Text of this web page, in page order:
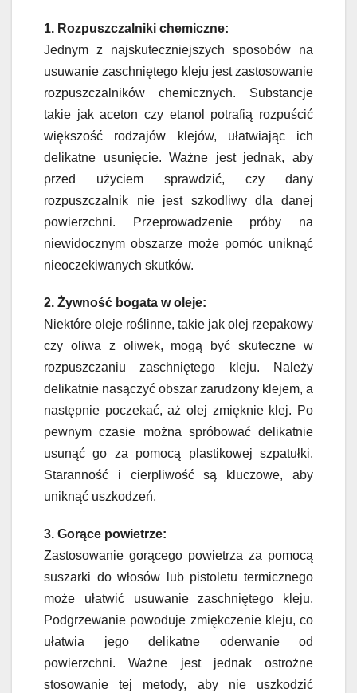
1. Rozpuszczalniki chemiczne:
Jednym z najskuteczniejszych sposobów na
usuwanie zaschniętego kleju jest zastosowanie
rozpuszczalników chemicznych. Substancje
takie jak aceton czy etanol potrafią rozpuścić
większość rodzajów klejów, ułatwiając ich
delikatne usunięcie. Ważne jest jednak, aby
przed użyciem sprawdzić, czy dany
rozpuszczalnik nie jest szkodliwy dla danej
powierzchni. Przeprowadzenie próby na
niewidocznym obszarze może pomóc uniknąć
nieoczekiwanych skutków.
2. Żywność bogata w oleje:
Niektóre oleje roślinne, takie jak olej rzepakowy
czy oliwa z oliwek, mogą być skuteczne w
rozpuszczaniu zaschniętego kleju. Należy
delikatnie nasączyć obszar zarudzony klejem, a
następnie poczekać, aż olej zmięknie klej. Po
pewnym czasie można spróbować delikatnie
usunąć go za pomocą plastikowej szpatułki.
Staranność i cierpliwość są kluczowe, aby
uniknąć uszkodzeń.
3. Gorące powietrze:
Zastosowanie gorącego powietrza za pomocą
suszarki do włosów lub pistoletu termicznego
może ułatwić usuwanie zaschniętego kleju.
Podgrzewanie powoduje zmiękczenie kleju, co
ułatwia jego delikatne oderwanie od
powierzchni. Ważne jest jednak ostrożne
stosowanie tej metody, aby nie uszkodzić